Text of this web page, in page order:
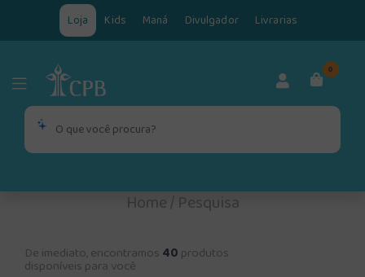
Loja Kids Maná Divulgador Livrarias
0
Home/Pesquisa
De imediato, encontramos 40 produtos
disponíveis para você